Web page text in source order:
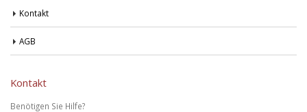
Kontakt
AGB
Kontakt
Benötigen Sie Hilfe?